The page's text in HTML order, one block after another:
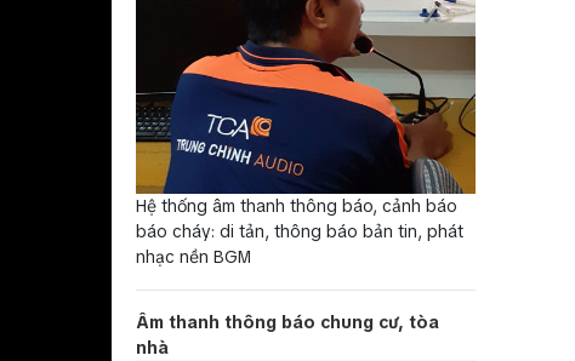
Hệ thống âm thanh thông báo, cảnh báo
báo cháy: di tản, thông báo bản tin, phát
nhạc nền BGM
Âm thanh thông báo chung cư, tòa
nhà